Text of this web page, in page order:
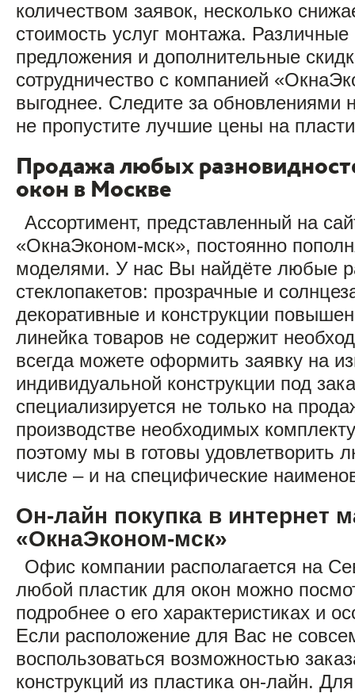
количеством заявок, несколько
стоимость услуг монтажа.
предложения и дополнительные
сотрудничество с компанией
выгоднее. Следите за
не пропустите лучшие цены на
Продажа любых
окон в Москве
Ассортимент, представленный на
«ОкнаЭконом-мск», постоянно
моделями. У нас Вы найдёте любые
стеклопакетов: прозрачные и
декоративные и конструкции
линейка товаров не содержит
всегда можете оформить заявку на
индивидуальной конструкции под
специализируется не только на
производстве необходимых
поэтому мы в готовы удовлетворить
числе – и на специфические
Он-лайн покупка в интернет
«ОкнаЭконом-мск»
Офис компании располагается на
любой пластик для окон можно
подробнее о его характеристиках и
Если расположение для Вас не
воспользоваться возможностью
конструкций из пластика он-лайн.